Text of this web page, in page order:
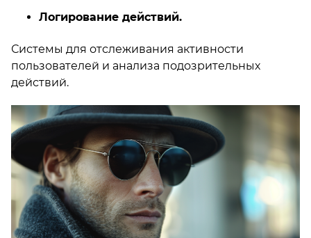
Логирование действий.
Системы для отслеживания активности
пользователей и анализа подозрительных
действий.